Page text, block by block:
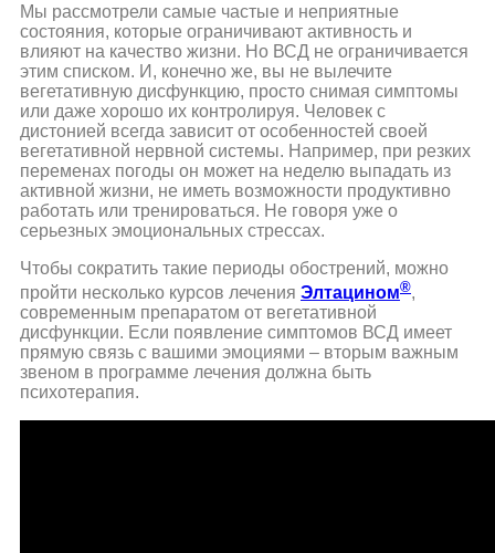
Мы рассмотрели самые частые и неприятные
состояния, которые ограничивают активность и
влияют на качество жизни. Но ВСД не ограничивается
этим списком. И, конечно же, вы не вылечите
вегетативную дисфункцию, просто снимая симптомы
или даже хорошо их контролируя. Человек с
дистонией всегда зависит от особенностей своей
вегетативной нервной системы. Например, при резких
переменах погоды он может на неделю выпадать из
активной жизни, не иметь возможности продуктивно
работать или тренироваться. Не говоря уже о
серьезных эмоциональных стрессах.
Чтобы сократить такие периоды обострений, можно
пройти несколько курсов лечения Элтацином®,
современным препаратом от вегетативной
дисфункции. Если появление симптомов ВСД имеет
прямую связь с вашими эмоциями – вторым важным
звеном в программе лечения должна быть
психотерапия.